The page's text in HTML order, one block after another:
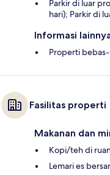
Parkir di luar
hari); Parkir di
Informasi
Properti
Fasilitas properti
Makanan dan
Kopi/teh di
Lemari es